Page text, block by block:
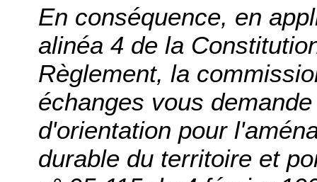
En conséquence, en
alinéa 4 de la
Règlement, la
échanges vous
d'orientation pour
durable du territoire et